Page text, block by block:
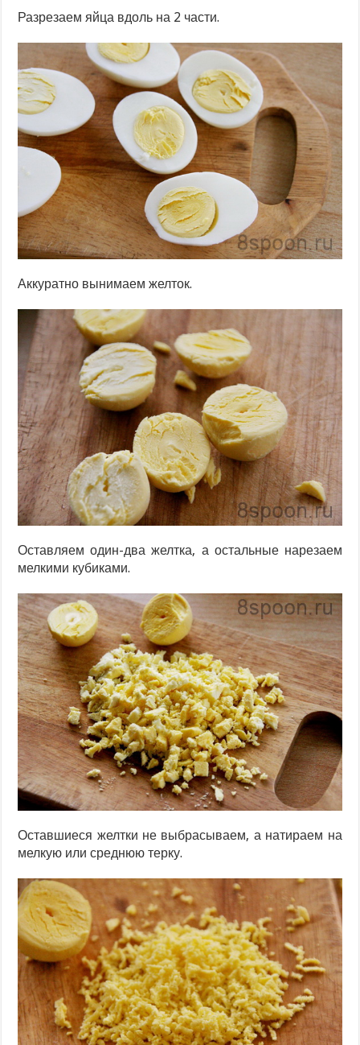
Разрезаем яйца вдоль на 2 части.
Аккуратно вынимаем желток.
Оставляем один-два желтка, а остальные нарезаем
мелкими кубиками.
Оставшиеся желтки не выбрасываем, а натираем на
мелкую или среднюю терку.